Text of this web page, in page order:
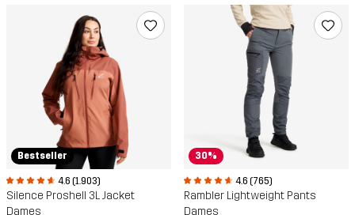
Bestseller
4.6 (1.903)
Silence Proshell 3L Jacket
Dames
30%
4.6 (765)
Rambler Lightweight Pants
Dames